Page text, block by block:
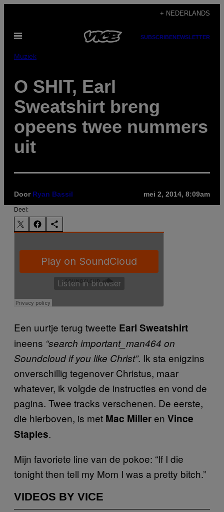
de
inhoud
+ NEDERLANDS
Open
SUBSCRIBENEWSLETTER
Muziek
O SHIT, Earl
Sweatshirt breng
opeens twee nummers
uit
Door Ryan Bassil mei 2, 2014, 8:09am
Deel:
Een uurtje terug tweette Earl Sweatshirt
ineens “search important_man464 on
Soundcloud if you like Christ”. Ik sta enigzins
onverschillig tegenover Christus, maar
whatever, ik volgde de instructies en vond de
pagina. Twee tracks verschenen. De eerste,
die hierboven, is met Mac Milleren Vince
Staples.
Mijn favoriete line van de pokoe: “If I die
tonight then tell my Mom I was a pretty bitch.”
VIDEOS BY VICE